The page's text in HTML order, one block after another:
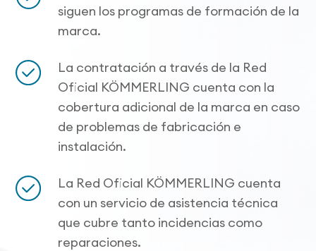
siguen los programas de formación de la
marca.
La contratación a través de la Red
Oficial KÖMMERLING cuenta con la
cobertura adicional de la marca en caso
de problemas de fabricación e
instalación.
La Red Oficial KÖMMERLING cuenta
con un servicio de asistencia técnica
que cubre tanto incidencias como
reparaciones.